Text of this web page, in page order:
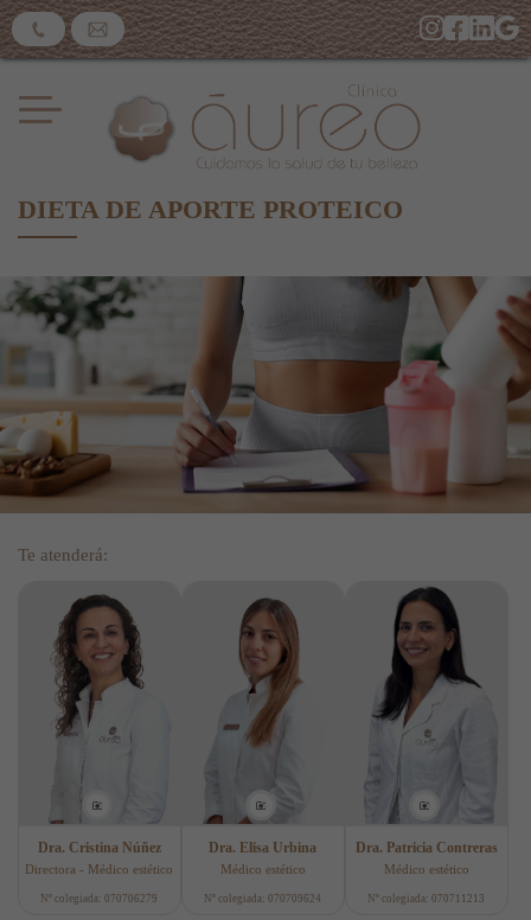
DIETA DE APORTE PROTEICO
Te atenderá:
Dra. Cristina Núñez
Directora - Médico estético
Nº colegiada: 070706279
Dra. Elisa Urbina
Médico estético
Nº colegiada: 070709624
Dra. Patricia Contreras
Médico estético
Nº colegiada: 070711213